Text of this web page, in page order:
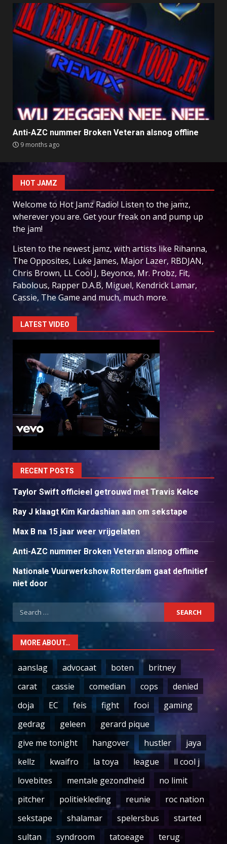
Anti-AZC nummer Broken Veteran alsnog offline
9 months ago
HOT JAMZ
Welcome to Hot Jamz Radio! Listen to the jamz,
wherever you are. Get your freak on and pump up
the jam!
Listen to the newest jamz, with artists like Rihanna,
The Opposites, Luke James, Major Lazer, RBDJAN,
Chris Brown, LL Cool J, Beyonce, Mr. Probz, Fit,
Fabolous, Rapper D.A.B, Miguel, Kendrick Lamar,
Cassie, The Game and much, much more.
LATEST VIDEO
RECENT POSTS
Taylor Swift officieel getrouwd met Travis Kelce
Ray J klaagt Kim Kardashian aan om sekstape
Max B na 15 jaar weer vrijgelaten
Anti-AZC nummer Broken Veteran alsnog offline
Nationale Vuurwerkshow Rotterdam gaat definitief
niet door
Search
for:
MORE ABOUT…
aanslag advocaat boten
britney
carat
cassie comedian cops
denied
doja
EC feis fight fooi
gaming
gedrag
geleen
gerard pique
give me tonight
hangover hustler
jaya
kellz
kwaifro la toya league
ll cool j
lovebites
mentale gezondheid
no limit
pitcher
politiekleding reunie
roc nation
sekstape
shalamar spelersbus
started
sultan
syndroom tatoeage terug